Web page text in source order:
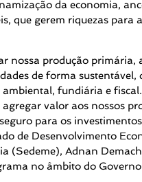
da economia,
que gerem riquezas para
nossa produção primária,
de forma sustentável,
ambiental, fundiária e
agregar valor aos nossos
para os
de Desenvolvimento
(Sedeme), Adnan
no âmbito do